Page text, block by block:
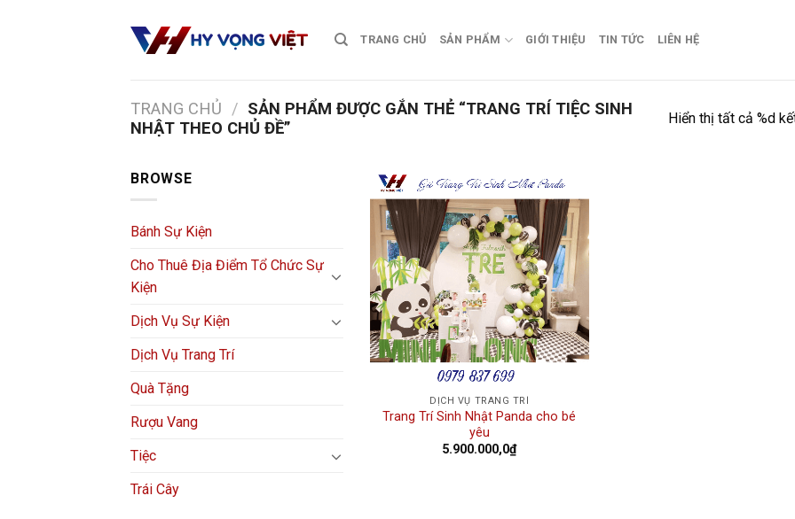
TRANG CHỦ SẢN PHẨM GIỚI THIỆU TIN TỨC LIÊN HỆ
TRANG CHỦ / SẢN PHẨM ĐƯỢC GẮN THẺ “TRANG TRÍ TIỆC SINH
NHẬT THEO CHỦ ĐỀ”
Hiển thị tất cả %d
BROWSE
Bánh Sự Kiện
Cho Thuê Địa Điểm Tổ Chức Sự
Kiện
Dịch Vụ Sự Kiện
Dịch Vụ Trang Trí
Quà Tặng
Rượu Vang
Tiệc
Trái Cây
Add to
wishlist
DỊCH VỤ TRANG TRÍ
Trang Trí Sinh Nhật Panda cho bé
yêu
5.900.000,0₫